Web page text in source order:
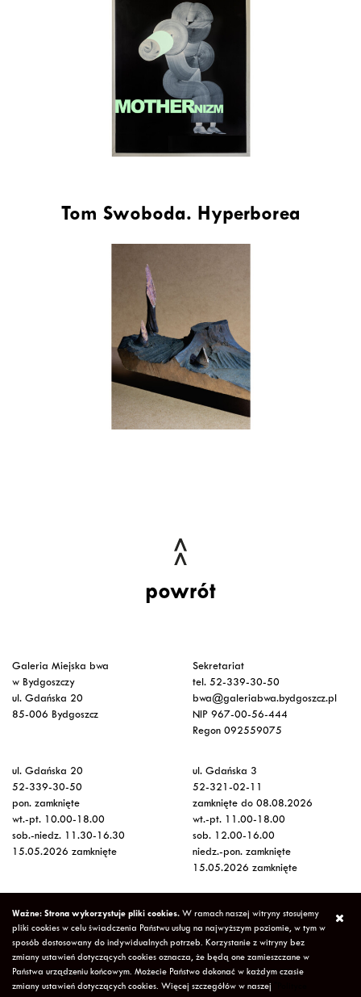
Tom Swoboda. Hyperborea
powrót
Galeria Miejska bwa
w Bydgoszczy
ul. Gdańska 20
85-006 Bydgoszcz
Sekretariat
tel. 52-339-30-50
bwa@galeriabwa.bydgoszcz.pl
NIP 967-00-56-444
Regon 092559075
ul. Gdańska 20
52-339-30-50
pon. zamknięte
wt.-pt. 10.00-18.00
sob.-niedz. 11.30-16.30
15.05.2026 zamknięte
ul. Gdańska 3
52-321-02-11
zamknięte do 08.08.2026
wt.-pt. 11.00-18.00
sob. 12.00-16.00
niedz.-pon. zamknięte
15.05.2026 zamknięte
Wstęp na wystawy
bezpłatny
Copyright © 2026 Galeria Miejska bwa w Bydgoszczy
Polityka
Prywatności
Deklaracja Dostępności
Mapa strony
Ważne: Strona wykorzystuje pliki cookies. W ramach naszej witryny stosujemy
pliki cookies w celu świadczenia Państwu usług na najwyższym poziomie, w tym w
sposób dostosowany do indywidualnych potrzeb. Korzystanie z witryny bez
zmiany ustawień dotyczących cookies oznacza, że będą one zamieszczane w
Państwa urządzeniu końcowym. Możecie Państwo dokonać w każdym czasie
zmiany ustawień dotyczących cookies. Więcej szczegółów w naszej